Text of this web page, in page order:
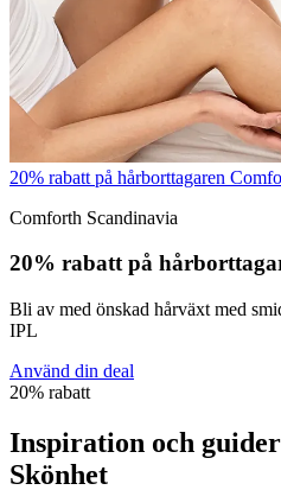
20% rabatt på hårborttagaren
Comforth Scandinavia
20% rabatt på
Bli av med önskad hårväxt med
IPL
Använd din deal
20% rabatt
Inspiration och
Skönhet